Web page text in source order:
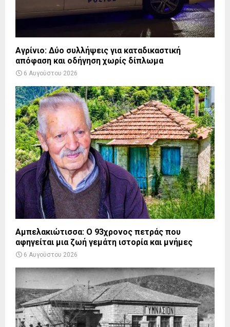
Αγρίνιο: Δύο συλλήψεις για καταδικαστική
απόφαση και οδήγηση χωρίς δίπλωμα
6 Αυγούστου 2026
Αμπελακιώτισσα: Ο 93χρονος πετράς που
αφηγείται μια ζωή γεμάτη ιστορία και μνήμες
6 Αυγούστου 2026